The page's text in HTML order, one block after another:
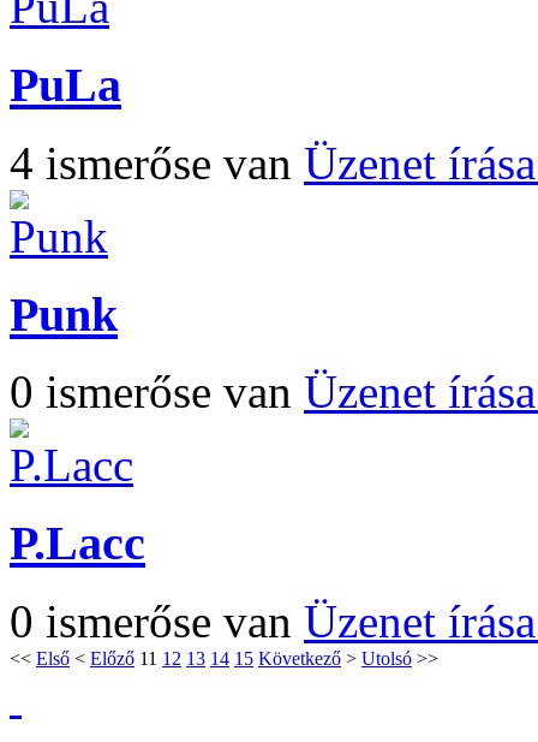
PuLa
4 ismerőse van Üzenet
Punk
0 ismerőse van Üzenet
P.Lacc
0 ismerőse van Üzenet
<< Első < Előző 11 12 13 14 15 Következő > Utolsó >>